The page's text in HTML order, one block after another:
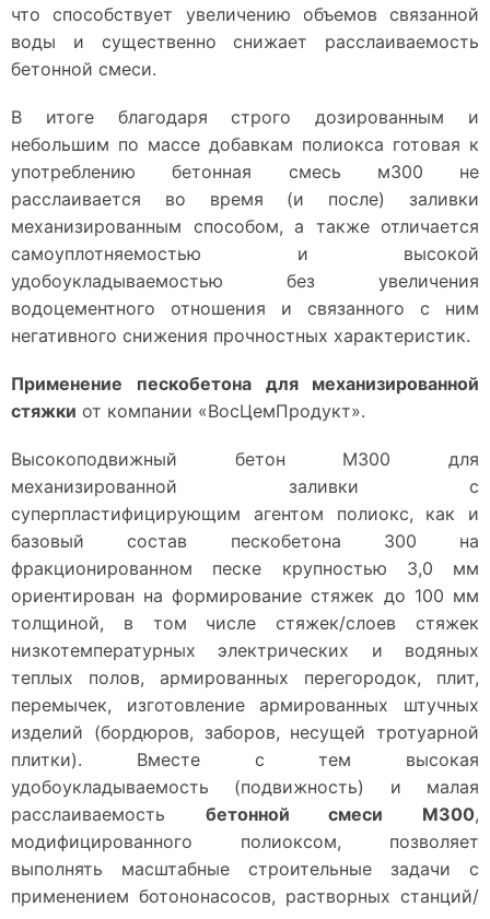
что способствует увеличению объемов связанной
воды и существенно снижает расслаиваемость
бетонной смеси.
В итоге благодаря строго дозированным и
небольшим по массе добавкам полиокса готовая к
употреблению бетонная смесь м300 не
расслаивается во время (и после) заливки
механизированным способом, а также отличается
самоуплотняемостью и высокой
удобоукладываемостью без увеличения
водоцементного отношения и связанного с ним
негативного снижения прочностных характеристик.
Применение
пескобетона для механизированной
стяжки от компании «ВосЦемПродукт».
Высокоподвижный бетон М300 для
механизированной заливки с
суперпластифицирующим агентом полиокс, как и
базовый состав пескобетона 300 на
фракционированном песке крупностью 3,0 мм
ориентирован на формирование стяжек до 100 мм
толщиной, в том числе стяжек/слоев стяжек
низкотемпературных электрических и водяных
теплых полов, армированных перегородок, плит,
перемычек, изготовление армированных штучных
изделий (бордюров, заборов, несущей тротуарной
плитки). Вместе с тем высокая
удобоукладываемость (подвижность) и малая
расслаиваемость бетонной смеси М300,
модифицированного полиоксом, позволяет
выполнять масштабные строительные задачи с
применением ботононасосов, растворных станций/